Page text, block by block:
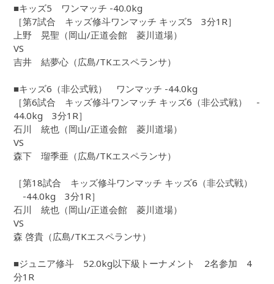
■キッズ5 ワンマッチ -40.0kg
［第7試合 キッズ修斗ワンマッチ キッズ5 3分1R］
上野 晃聖（岡山/正道会館 菱川道場）
VS
吉井 結夢心（広島/TKエスペランサ）
■キッズ6（非公式戦） ワンマッチ -44.0kg
［第6試合 キッズ修斗ワンマッチ キッズ6（非公式戦） -
44.0kg 3分1R］
石川 統也（岡山/正道会館 菱川道場）
VS
森下 瑠季亜（広島/TKエスペランサ）
［第18試合 キッズ修斗ワンマッチ キッズ6（非公式戦）
-44.0kg 3分1R］
石川 統也（岡山/正道会館 菱川道場）
VS
森 啓貴（広島/TKエスペランサ）
■ジュニア修斗 52.0kg以下級トーナメント 2名参加 4
分1R